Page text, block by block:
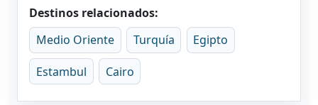
Destinos relacionados:
Medio Oriente
Turquía Egipto
Estambul Cairo